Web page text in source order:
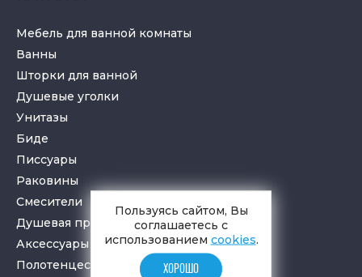
Мебель для ванной комнаты
Ванны
Шторки для ванной
Душевые уголки
Унитазы
Биде
Писсуары
Раковины
Смесители
Душевая программа
Аксессуары в ванную
Полотенцесушители
Пользуясь сайтом, Вы
соглашаетесь с
использованием cookies.
ХОРОШО